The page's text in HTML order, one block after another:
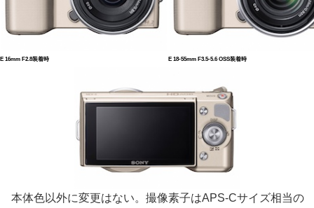
E 16mm F2.8装着時 E 18-55mm F3.5-5.6 OSS装着時
本体色以外に変更はない。撮像素子はAPS-Cサイズ相当の